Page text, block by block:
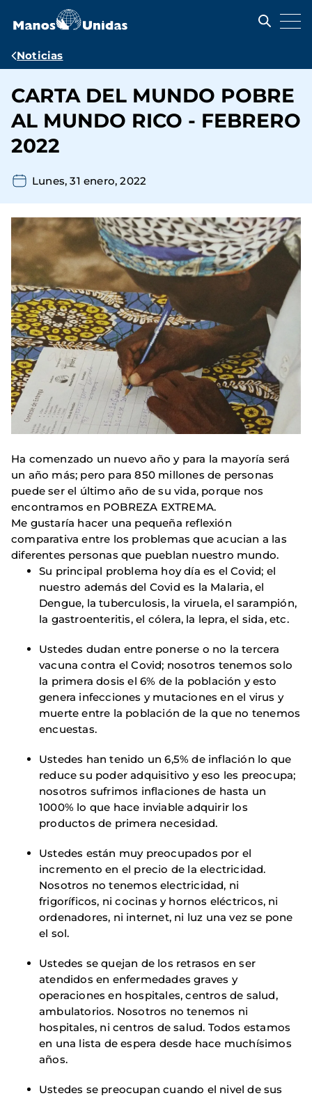
contenido
Ruta
navegación
Noticias
CARTA DEL MUNDO POBRE
AL MUNDO RICO - FEBRERO
2022
Lunes, 31 enero, 2022
Ha comenzado un nuevo año y para la mayoría será
un año más; pero para 850 millones de personas
puede ser el último año de su vida, porque nos
encontramos en POBREZA EXTREMA.
Me gustaría hacer una pequeña reflexión
comparativa entre los problemas que acucian a las
diferentes personas que pueblan nuestro mundo.
Su principal problema hoy día es el Covid; el
nuestro además del Covid es la Malaria, el
Dengue, la tuberculosis, la viruela, el sarampión,
la gastroenteritis, el cólera, la lepra, el sida, etc.
Ustedes dudan entre ponerse o no la tercera
vacuna contra el Covid; nosotros tenemos solo
la primera dosis el 6% de la población y esto
genera infecciones y mutaciones en el virus y
muerte entre la población de la que no tenemos
encuestas.
Ustedes han tenido un 6,5% de inflación lo que
reduce su poder adquisitivo y eso les preocupa;
nosotros sufrimos inflaciones de hasta un
1000% lo que hace inviable adquirir los
productos de primera necesidad.
Ustedes están muy preocupados por el
incremento en el precio de la electricidad.
Nosotros no tenemos electricidad, ni
frigoríficos, ni cocinas y hornos eléctricos, ni
ordenadores, ni internet, ni luz una vez se pone
el sol.
Ustedes se quejan de los retrasos en ser
atendidos en enfermedades graves y
operaciones en hospitales, centros de salud,
ambulatorios. Nosotros no tenemos ni
hospitales, ni centros de salud. Todos estamos
en una lista de espera desde hace muchísimos
años.
Ustedes se preocupan cuando el nivel de sus